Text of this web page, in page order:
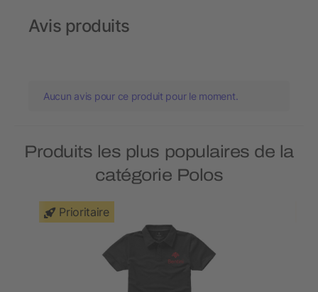
Avis produits
Aucun avis pour ce produit pour le moment.
Produits les plus populaires de la
catégorie Polos
Prioritaire